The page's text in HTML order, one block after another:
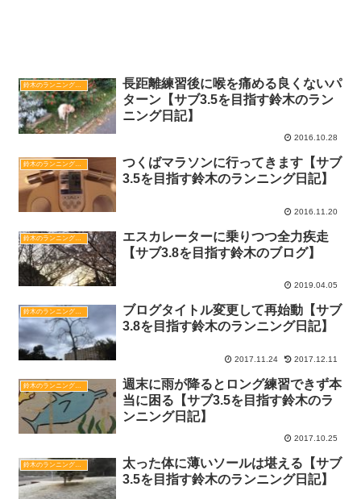
鈴木のランニング日記
長距離練習後に喉を痛める良くないパ
ターン【サブ3.5を目指す鈴木のラン
ニング日記】
2016.10.28
鈴木のランニング日記
つくばマラソンに行ってきます【サブ
3.5を目指す鈴木のランニング日記】
2016.11.20
鈴木のランニング日記
エスカレーターに乗りつつ全力疾走
【サブ3.8を目指す鈴木のブログ】
2019.04.05
鈴木のランニング日記
ブログタイトル変更して再始動【サブ
3.8を目指す鈴木のランニング日記】
2017.11.24 2017.12.11
鈴木のランニング日記
週末に雨が降るとロング練習できず本
当に困る【サブ3.5を目指す鈴木のラ
ンニング日記】
2017.10.25
鈴木のランニング日記
太った体に薄いソールは堪える【サブ
3.5を目指す鈴木のランニング日記】